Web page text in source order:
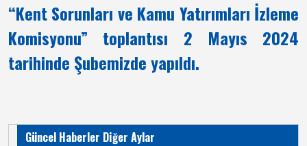
“Kent Sorunları ve Kamu Yatırımları İzleme
Komisyonu” toplantısı 2 Mayıs 2024
tarihinde Şubemizde yapıldı.
Güncel Haberler Diğer Aylar